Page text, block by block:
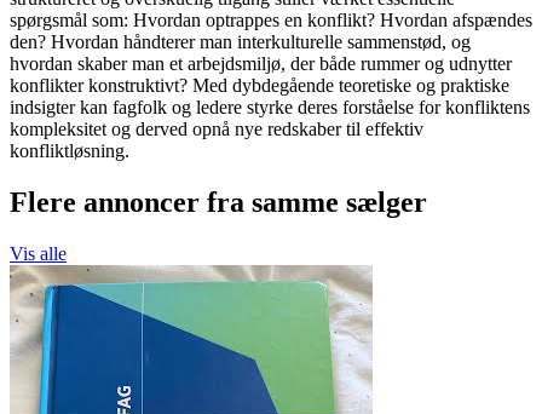
spørgsmål som: Hvordan optrappes en konflikt? Hvordan afspændes
den? Hvordan håndterer man interkulturelle sammenstød, og
hvordan skaber man et arbejdsmiljø, der både rummer og udnytter
konflikter konstruktivt? Med dybdegående teoretiske og praktiske
indsigter kan fagfolk og ledere styrke deres forståelse for konfliktens
kompleksitet og derved opnå nye redskaber til effektiv
konfliktløsning.
Flere annoncer fra samme sælger
Vis alle